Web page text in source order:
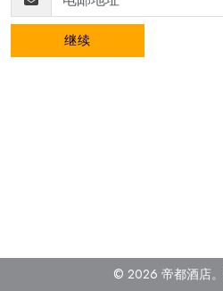
继续
© 2026 帝都酒店。